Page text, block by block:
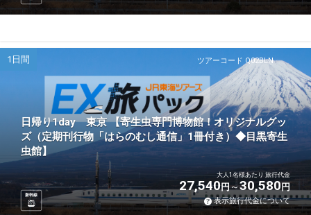
ツアーコード Q02BLN
1日間
日帰り1day 東京 【寄生虫専門博物館！オリジナルグッ
ズ（定期刊行物「はらのむし通信」1冊付き）◆目黒寄生
虫館】
新幹線
大人1名様あたり 旅行代金
27,540円 30,580円
表示旅行代金について